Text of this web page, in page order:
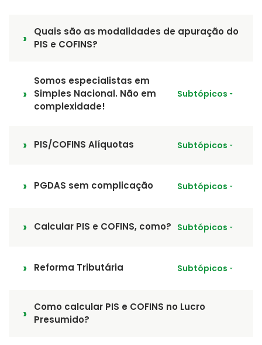
Quais são as modalidades de apuração do
PIS e COFINS?
Somos especialistas em
Simples Nacional. Não em
complexidade!
Subtópicos
PIS/COFINS Alíquotas Subtópicos
PGDAS sem complicação Subtópicos
Calcular PIS e COFINS, como? Subtópicos
Reforma Tributária Subtópicos
Como calcular PIS e COFINS no Lucro
Presumido?